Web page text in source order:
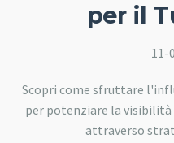
per il
11-
Scopri come sfruttare
per potenziare la
attraverso